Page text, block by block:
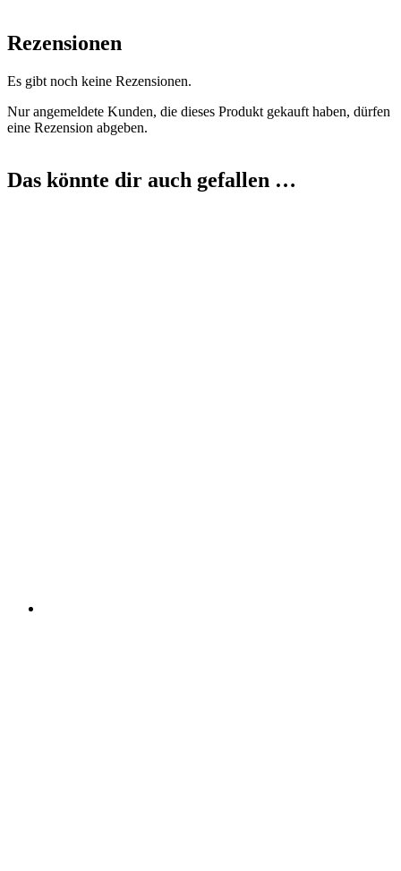
Rezensionen
Es gibt noch keine Rezensionen.
Nur angemeldete Kunden, die dieses Produkt gekauft haben, dürfen
eine Rezension abgeben.
Das könnte dir auch gefallen …